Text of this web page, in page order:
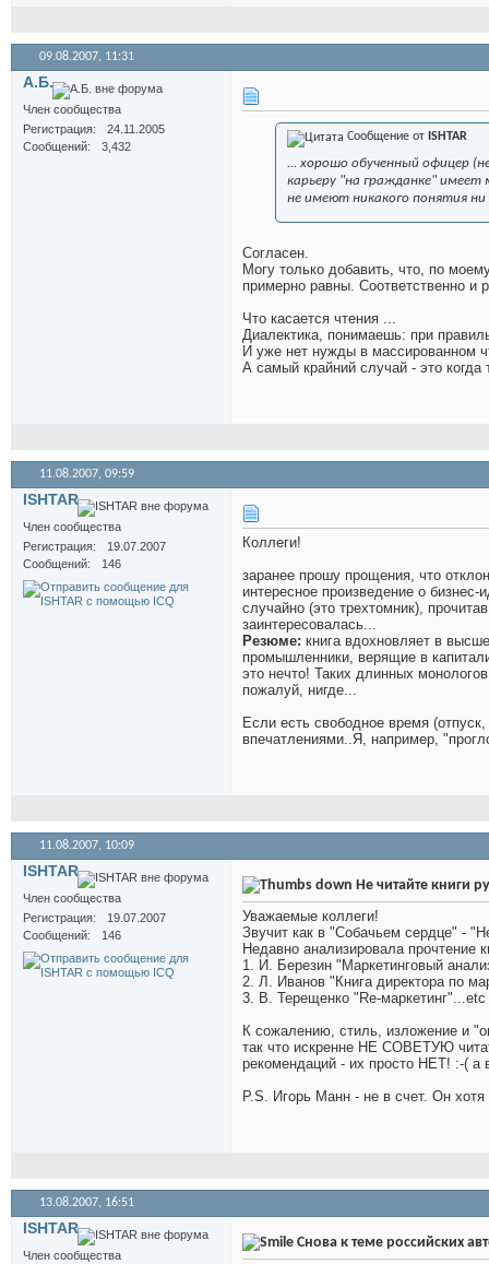
09.08.2007, 11:31
А.Б.
Член сообщества
Регистрация
24.11.2005
Сообщений
3,432
Сообщение от ISHTAR
... хорошо обученный офицер
карьеру "на гражданке"
не имеют никакого понятия
Согласен.
Могу только добавить, что, по
примерно равны. Соответственно и
Что касается чтения ...
Диалектика, понимаешь: при
И уже нет нужды в массированном
А самый крайний случай - это когда
11.08.2007, 09:59
ISHTAR
Член сообщества
Регистрация
19.07.2007
Сообщений
146
Коллеги!
заранее прошу прощения, что
интересное произведение о бизнес-
случайно (это трехтомник),
заинтересовалась...
Резюме: книга вдохновляет в
промышленники, верящие в
это нечто! Таких длинных
пожалуй, нигде...
Если есть свободное время
впечатлениями..Я, например,
11.08.2007, 10:09
ISHTAR
Член сообщества
Регистрация
19.07.2007
Сообщений
146
Не читайте книги
Уважаемые коллеги!
Звучит как в "Собачьем сердце" -
Недавно анализировала прочтение
1. И. Березин "Маркетинговый
2. Л. Иванов "Книга директора по
3. В. Терещенко "Re-маркетинг"...etc
К сожалению, стиль, изложение и
так что искренне НЕ СОВЕТУЮ
рекомендаций - их просто НЕТ! :-( а
P.S. Игорь Манн - не в счет. Он
13.08.2007, 16:51
ISHTAR
Член сообщества
Снова к теме российских